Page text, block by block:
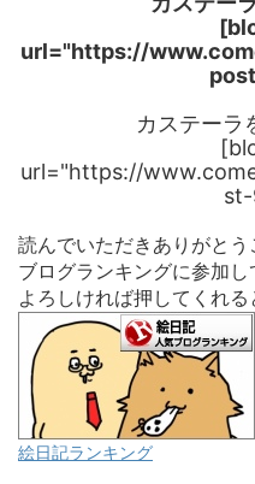
url="https://
カステー
url="https://
読んでいただきありがとう
ブログランキングに参加し
よろしければ押してくれる
絵日記ランキング